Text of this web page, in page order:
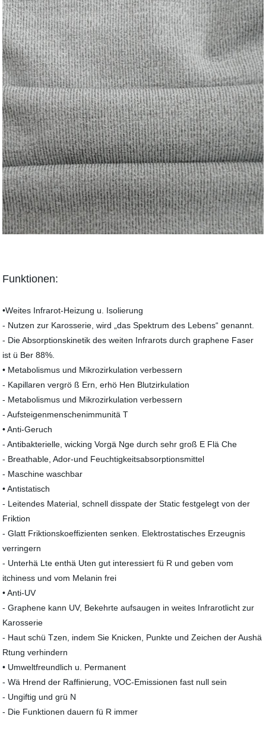
Funktionen:
•Weites Infrarot-Heizung u. Isolierung
- Nutzen zur Karosserie, wird „das Spektrum des Lebens“ genannt.
- Die Absorptionskinetik des weiten Infrarots durch graphene Faser
ist ü Ber 88%.
• Metabolismus und Mikrozirkulation verbessern
- Kapillaren vergrö ß Ern, erhö Hen Blutzirkulation
- Metabolismus und Mikrozirkulation verbessern
- Aufsteigenmenschenimmunitä T
• Anti-Geruch
- Antibakterielle, wicking Vorgä Nge durch sehr groß E Flä Che
- Breathable, Ador-und Feuchtigkeitsabsorptionsmittel
- Maschine waschbar
• Antistatisch
- Leitendes Material, schnell disspate der Static festgelegt von der
Friktion
- Glatt Friktionskoeffizienten senken. Elektrostatisches Erzeugnis
verringern
- Unterhä Lte enthä Uten gut interessiert fü R und geben vom
itchiness und vom Melanin frei
• Anti-UV
- Graphene kann UV, Bekehrte aufsaugen in weites Infrarotlicht zur
Karosserie
- Haut schü Tzen, indem Sie Knicken, Punkte und Zeichen der Aushä
Rtung verhindern
• Umweltfreundlich u. Permanent
- Wä Hrend der Raffinierung, VOC-Emissionen fast null sein
- Ungiftig und grü N
- Die Funktionen dauern fü R immer